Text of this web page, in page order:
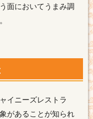
面においてうまみ調
イニーズレストラ
があることが知られ